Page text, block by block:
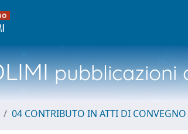
pubblicazioni
04 CONTRIBUTO IN ATTI DI CONVEGNO